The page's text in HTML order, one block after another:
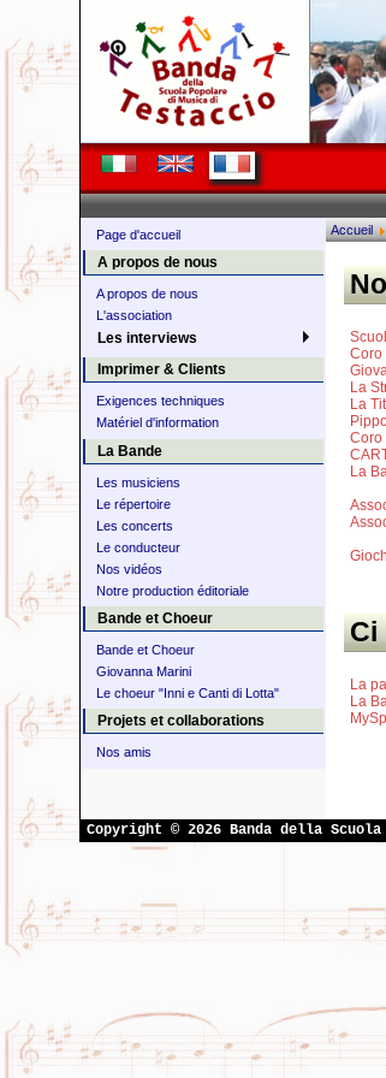
Page d'accueil
A propos de nous
A propos de nous
L'association
Les interviews
Imprimer & Clients
Exigences techniques
Matériel d'information
La Bande
Les musiciens
Le répertoire
Les concerts
Le conducteur
Nos vidéos
Notre production éditoriale
Bande et Choeur
Bande et Choeur
Giovanna Marini
Le choeur "Inni e Canti di Lotta"
Projets et collaborations
Nos amis
Accueil
Coro
La
La
Coro
La
Ci
La
La
Copyright © 2026 Banda della